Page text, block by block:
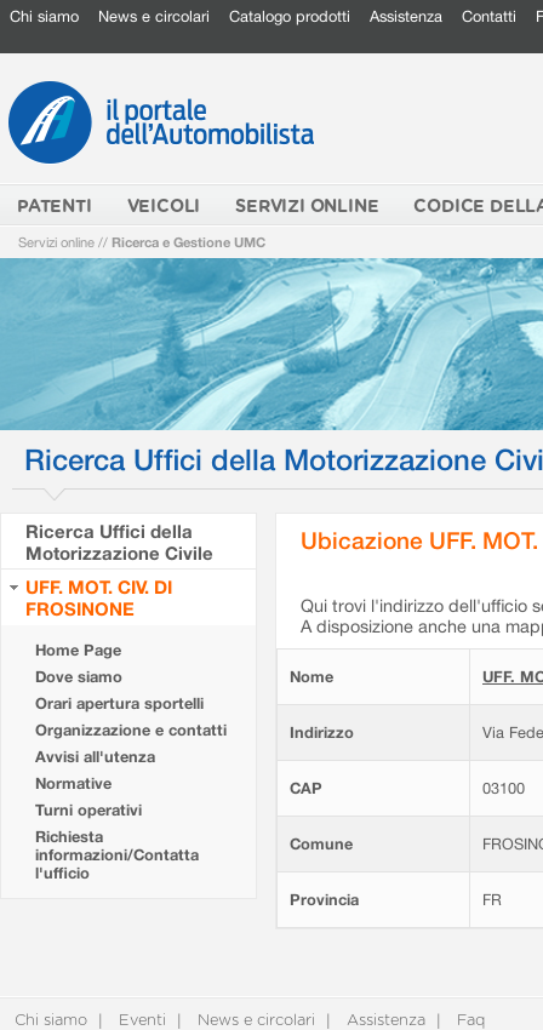
Chi siamo News e circolari Catalogo prodotti Assistenza Contatti
PATENTI VEICOLI SERVIZI ONLINE CODICE
Servizi online // Ricerca e Gestione UMC
Ricerca Uffici della Motorizzazione
Ricerca Uffici della
Motorizzazione Civile
UFF. MOT. CIV. DI
FROSINONE
Home Page
Dove siamo
Orari apertura sportelli
Organizzazione e contatti
Avvisi all'utenza
Normative
Turni operativi
Richiesta
informazioni/Contatta
l'ufficio
Ubicazione UFF.
Qui trovi l'indirizzo dell'ufficio
A disposizione anche una
Nome UFF.
Indirizzo Via
CAP 03100
Comune
Provincia FR
Chi siamo Eventi News e circolari Assistenza Faq